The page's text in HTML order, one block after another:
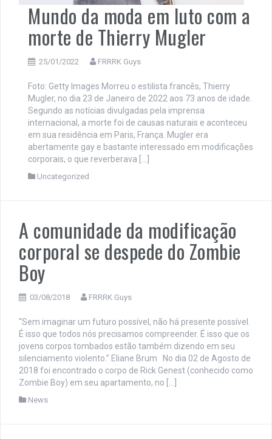
Mundo da moda em luto com a
morte de Thierry Mugler
25/01/2022 FRRRK Guys
Foto: Getty Images Morreu o estilista francês, Thierry
Mugler, no dia 23 de Janeiro de 2022 aos 73 anos de idade.
Segundo as notícias divulgadas pela imprensa
internacional, a morte foi de causas naturais e aconteceu
em sua residência em Paris, França. Mugler era
abertamente gay e bastante interessado em modificações
corporais, o que reverberava […]
Uncategorized
A comunidade da modificação
corporal se despede do Zombie
Boy
03/08/2018 FRRRK Guys
“Sem imaginar um futuro possível, não há presente possível.
É isso que todos nós precisamos compreender. É isso que os
jovens corpos tombados estão também dizendo em seu
silenciamento violento.” Eliane Brum No dia 02 de Agosto de
2018 foi encontrado o corpo de Rick Genest (conhecido como
Zombie Boy) em seu apartamento, no […]
News